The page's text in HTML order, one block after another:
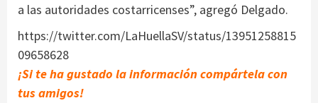
a las autoridades costarricenses”, agregó Delgado.
https://twitter.com/LaHuellaSV/status/13951258815
09658628
¡Si te ha gustado la información compártela con
tus amigos!